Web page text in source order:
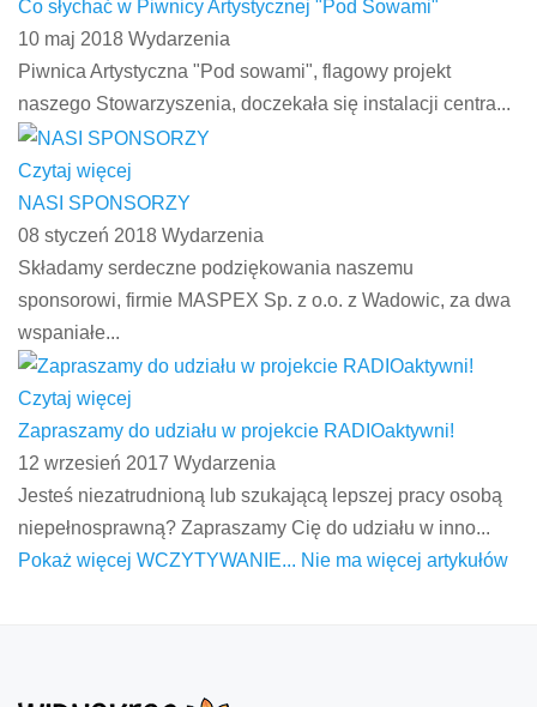
Co słychać w Piwnicy Artystycznej "Pod Sowami"
10 maj 2018 Wydarzenia
Piwnica Artystyczna "Pod sowami", flagowy projekt
naszego Stowarzyszenia, doczekała się instalacji centra...
Czytaj więcej
NASI SPONSORZY
08 styczeń 2018 Wydarzenia
Składamy serdeczne podziękowania naszemu
sponsorowi, firmie MASPEX Sp. z o.o. z Wadowic, za dwa
wspaniałe...
Czytaj więcej
Zapraszamy do udziału w projekcie RADIOaktywni!
12 wrzesień 2017 Wydarzenia
Jesteś niezatrudnioną lub szukającą lepszej pracy osobą
niepełnosprawną? Zapraszamy Cię do udziału w inno...
Pokaż więcej WCZYTYWANIE... Nie ma więcej artykułów